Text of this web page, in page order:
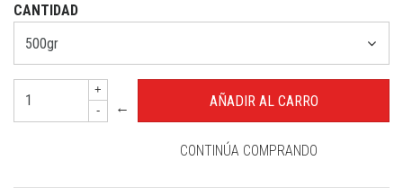
CANTIDAD
+
-
←
CONTINÚA COMPRANDO